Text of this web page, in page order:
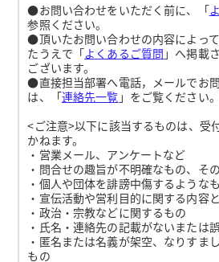
●お問い合わせをいただく前に、「
参照ください。
●頂いたお問い合わせの内容によっ
たうえで「よくあるご質問 」へ掲載
ございます。
●直接担当部署へ電話，メールでお
は、「連絡先一覧 」をご覧ください。
<ご注意>以下に該当するものは、受
かねます。
・営業メール、アンケートなど
・問合せの趣旨が不明確なもの、そ
・個人や団体を誹謗中傷するような
・宣伝活動や営利目的に関する内容
・政治・宗教などに関するもの
・氏名・連絡先の記載がないまたは
・匿名または名義が架空、なりすま
もの